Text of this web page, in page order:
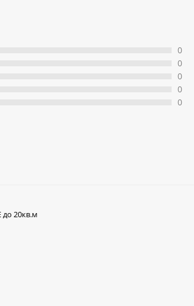
0
0
0
0
0
до 20кв.м